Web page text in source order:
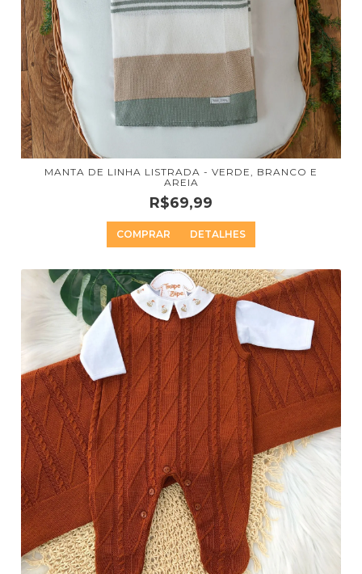
MANTA DE LINHA LISTRADA - VERDE, BRANCO E
AREIA
R$69,99
COMPRAR DETALHES